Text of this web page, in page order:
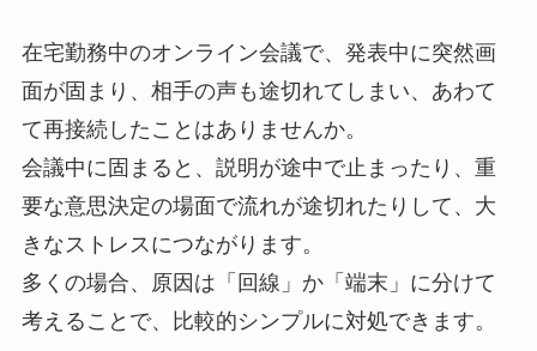
在宅勤務中のオンライン会議で、発表中に突然画
面が固まり、相手の声も途切れてしまい、あわて
て再接続したことはありませんか。
会議中に固まると、説明が途中で止まったり、重
要な意思決定の場面で流れが途切れたりして、大
きなストレスにつながります。
多くの場合、原因は「回線」か「端末」に分けて
考えることで、比較的シンプルに対処できます。